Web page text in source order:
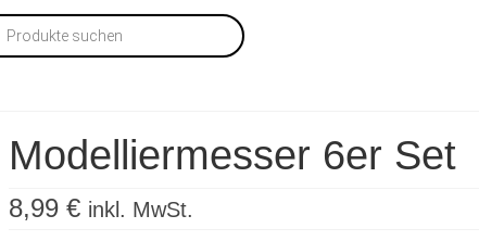
Modelliermesser 6er Set
8,99 € inkl. MwSt.